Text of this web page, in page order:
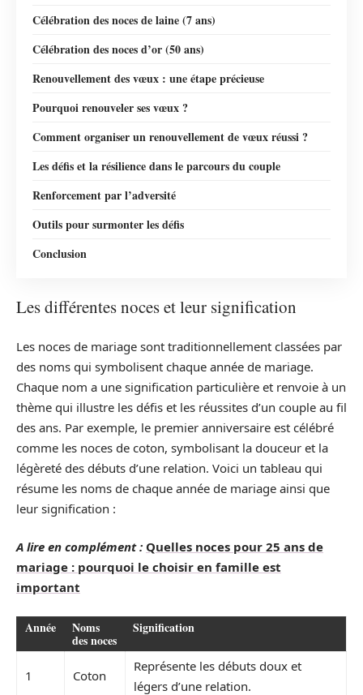
Célébration des noces de laine (7 ans)
Célébration des noces d’or (50 ans)
Renouvellement des vœux : une étape précieuse
Pourquoi renouveler ses vœux ?
Comment organiser un renouvellement de vœux réussi ?
Les défis et la résilience dans le parcours du couple
Renforcement par l’adversité
Outils pour surmonter les défis
Conclusion
Les différentes noces et leur signification
Les noces de mariage sont traditionnellement classées par
des noms qui symbolisent chaque année de mariage.
Chaque nom a une signification particulière et renvoie à un
thème qui illustre les défis et les réussites d’un couple au fil
des ans. Par exemple, le premier anniversaire est célébré
comme les noces de coton, symbolisant la douceur et la
légèreté des débuts d’une relation. Voici un tableau qui
résume les noms de chaque année de mariage ainsi que
leur signification :
A lire en complément : Quelles noces pour 25 ans de
mariage : pourquoi le choisir en famille est
important
Année Noms
des noces
Signification
1 Coton
Représente les débuts doux et
légers d’une relation.